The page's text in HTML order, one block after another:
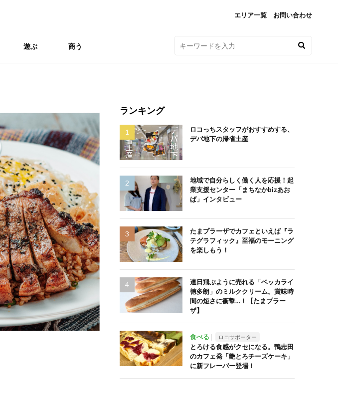
エリア一覧 お問い合わせ
遊ぶ 商う
ランキング
ロコっちスタッフがおすすめする、
デパ地下の帰省土産
地域で自分らしく働く人を応援！起
業支援センター「まちなかbizあお
ば」インタビュー
たまプラーザでカフェといえば『ラ
テグラフィック』至福のモーニング
を楽しもう！
連日飛ぶように売れる「ベッカライ
徳多朗」のミルククリーム。賞味時
間の短さに衝撃…！【たまプラー
ザ】
食べる ロコサポーター
とろける食感がクセになる。鴨志田
のカフェ発「艶とろチーズケーキ」
に新フレーバー登場！